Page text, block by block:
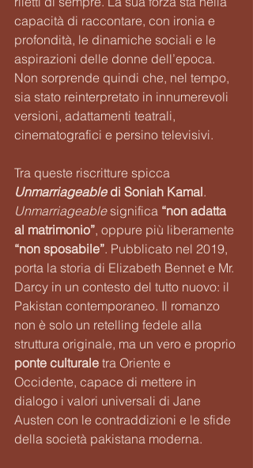
capacità di raccontare, con ironia e
profondità, le dinamiche sociali e le
aspirazioni delle donne dell’epoca.
Non sorprende quindi che, nel tempo,
sia stato reinterpretato in innumerevoli
versioni, adattamenti teatrali,
cinematografici e persino televisivi.
Tra queste riscritture spicca
Unmarriageable di Soniah Kamal.
Unmarriageable significa “non adatta
al matrimonio”, oppure più liberamente
“non sposabile”. Pubblicato nel 2019,
porta la storia di Elizabeth Bennet e Mr.
Darcy in un contesto del tutto nuovo: il
Pakistan contemporaneo. Il romanzo
non è solo un retelling fedele alla
struttura originale, ma un vero e proprio
ponte culturale tra Oriente e
Occidente, capace di mettere in
dialogo i valori universali di Jane
Austen con le contraddizioni e le sfide
della società pakistana moderna.